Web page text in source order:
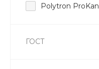
Polytron ProKan
ГОСТ